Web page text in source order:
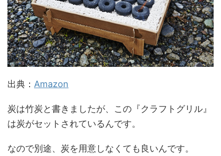
出典： Amazon
炭は竹炭と書きましたが、この『クラフトグリル』
は炭がセットされているんです。
なので別途、炭を用意しなくても良いんです。